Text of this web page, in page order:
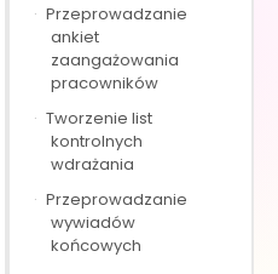
· Przeprowadzanie
ankiet
zaangażowania
pracowników
· Tworzenie list
kontrolnych
wdrażania
· Przeprowadzanie
wywiadów
końcowych